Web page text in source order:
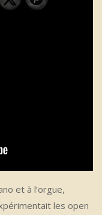
et à l’orgue,
les open